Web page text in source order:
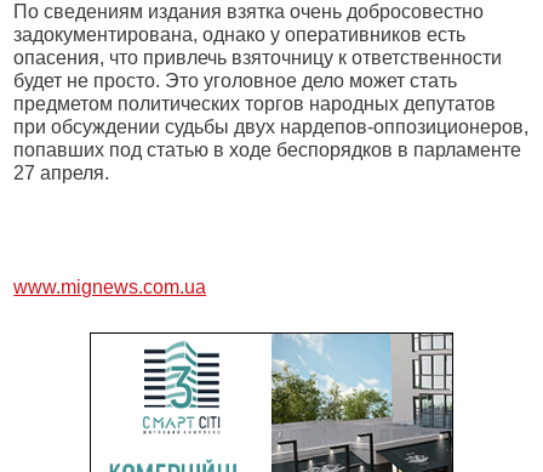
По сведениям издания взятка очень добросовестно
задокументирована, однако у оперативников есть
опасения, что привлечь взяточницу к ответственности
будет не просто. Это уголовное дело может стать
предметом политических торгов народных депутатов
при обсуждении судьбы двух нардепов-оппозиционеров,
попавших под статью в ходе беспорядков в парламенте
27 апреля.
www.mignews.com.ua